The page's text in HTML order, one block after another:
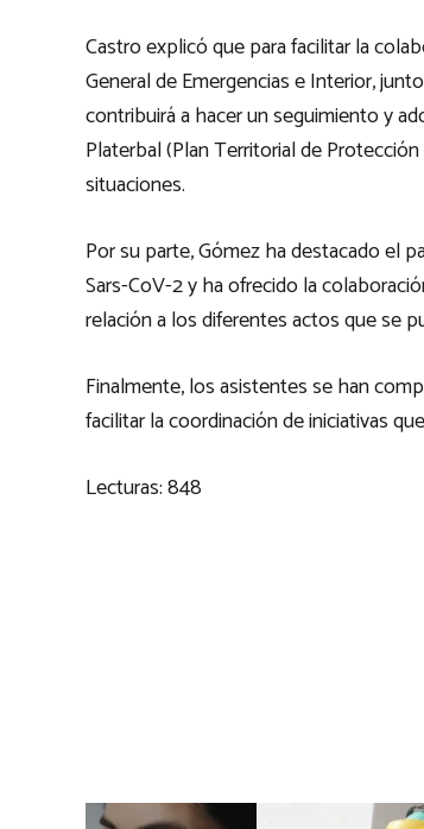
Castro explicó que para facilitar la
General de Emergencias e Interior,
contribuirá a hacer un seguimiento y
Platerbal (Plan Territorial de
situaciones.
Por su parte, Gómez ha destacado el
Sars-CoV-2 y ha ofrecido la
relación a los diferentes actos que se
Finalmente, los asistentes se han
facilitar la coordinación de iniciativas
Lecturas:848